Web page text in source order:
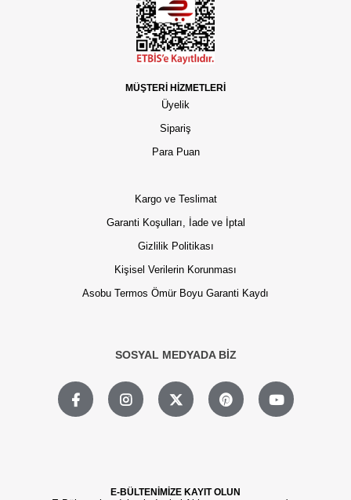
MÜŞTERİ HİZMETLERİ
Üyelik
Sipariş
Para Puan
Kargo ve Teslimat
Garanti Koşulları, İade ve İptal
Gizlilik Politikası
Kişisel Verilerin Korunması
Asobu Termos Ömür Boyu Garanti Kaydı
SOSYAL MEDYADA BİZ
E-BÜLTENİMİZE KAYIT OLUN